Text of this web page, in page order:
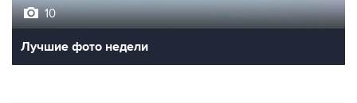
10
Лучшие фото недели